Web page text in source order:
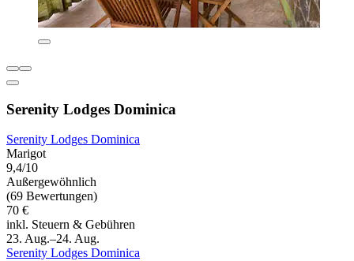
Serenity Lodges Dominica
Serenity Lodges Dominica
Marigot
9,4/10
Außergewöhnlich
(69 Bewertungen)
70 €
inkl. Steuern & Gebühren
23. Aug.–24. Aug.
Serenity Lodges Dominica